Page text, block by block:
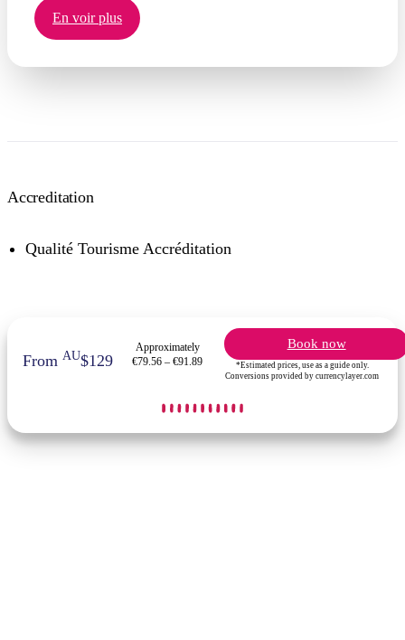
En voir plus
Accreditation
Qualité Tourisme Accréditation
FromAU$129
Approximately
€79.56 – €91.89
Book now
*Estimated prices, use as a guide only.
Conversions provided by currencylayer.com